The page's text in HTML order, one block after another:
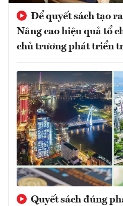
Để quyết sách tạo
Nâng cao hiệu quả tổ
chủ trương phát triển
Quyết sách đúng